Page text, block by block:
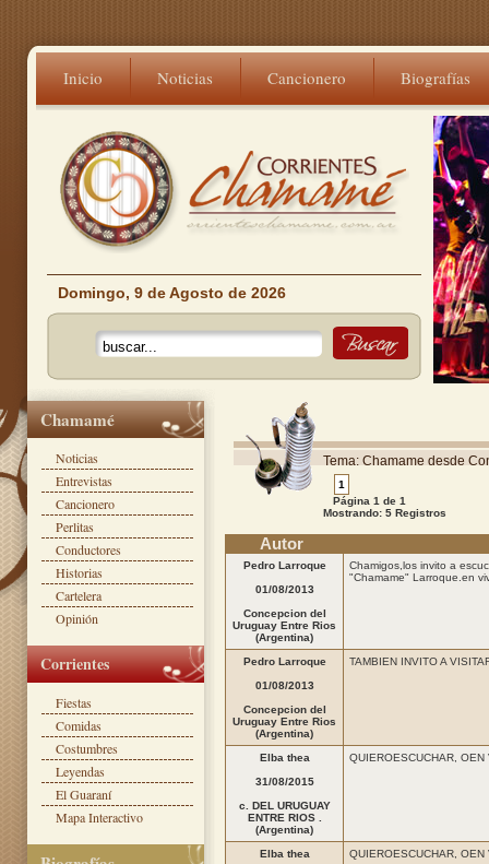
Inicio Noticias Cancionero Biografías
Domingo, 9 de Agosto de 2026
Tema: Chamame desde
1
Página 1 de 1
Mostrando: 5 Registros
Autor
Pedro Larroque
01/08/2013
Concepcion del
Uruguay Entre Rios
(Argentina)
Chamigos,los invito a
"Chamame" Larroque.en
Pedro Larroque
01/08/2013
Concepcion del
Uruguay Entre Rios
(Argentina)
TAMBIEN INVITO A
Elba thea
31/08/2015
c. DEL URUGUAY
ENTRE RIOS .
(Argentina)
QUIEROESCUCHAR,
Elba thea
QUIEROESCUCHAR,
Chamamé
Noticias
Entrevistas
Cancionero
Perlitas
Conductores
Historias
Cartelera
Opinión
Corrientes
Fiestas
Comidas
Costumbres
Leyendas
El Guaraní
Mapa Interactivo